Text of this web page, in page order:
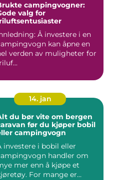
campingvogner:
valg for
Å investere i en
kan åpne en
verden av muligheter for
14. jan
du bør vite om bergen
før du kjøper bobil
campingvogn
investere i bobil eller
handler om
mer enn å kjøpe et
For mange er